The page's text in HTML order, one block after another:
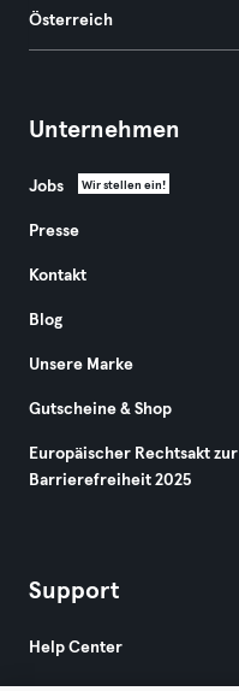
Österreich
Unternehmen
Jobs Wir stellen ein!
Presse
Kontakt
Blog
Unsere Marke
Gutscheine & Shop
Europäischer Rechtsakt zur
Barrierefreiheit 2025
Support
Help Center